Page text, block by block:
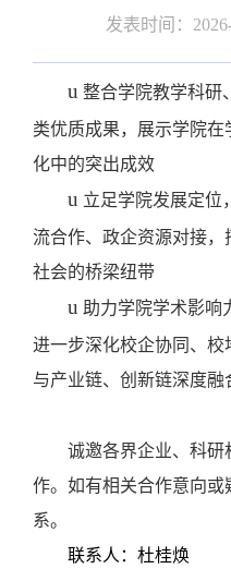
发表时间：
u 整合学院教学科研
类优质成果，展示学院
化中的突出成效
u 立足学院发展定位
流合作、政企资源对接
社会的桥梁纽带
u 助力学院学术影响
进一步深化校企协同、
与产业链、创新链深度融
诚邀各界企业、科研
作。如有相关合作意向
系。
联系人：杜桂焕